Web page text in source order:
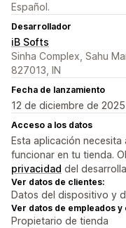
Español.
Desarrollador
iB Softs
Sinha Complex, Sahu
827013, IN
Fecha de lanzamiento
12 de diciembre de 2025
Acceso a los datos
Esta aplicación
funcionar en tu tienda.
privacidad del
Ver datos de clientes:
Datos del dispositivo y
Ver datos de empleados
Propietario de tienda